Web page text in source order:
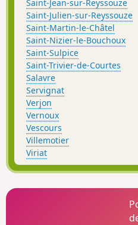
Saint-Jean-sur-Reyssouze
Saint-Julien-sur-Reyssouze
Saint-Martin-le-Châtel
Saint-Nizier-le-Bouchoux
Saint-Sulpice
Saint-Trivier-de-Courtes
Salavre
Servignat
Verjon
Vernoux
Vescours
Villemotier
Viriat